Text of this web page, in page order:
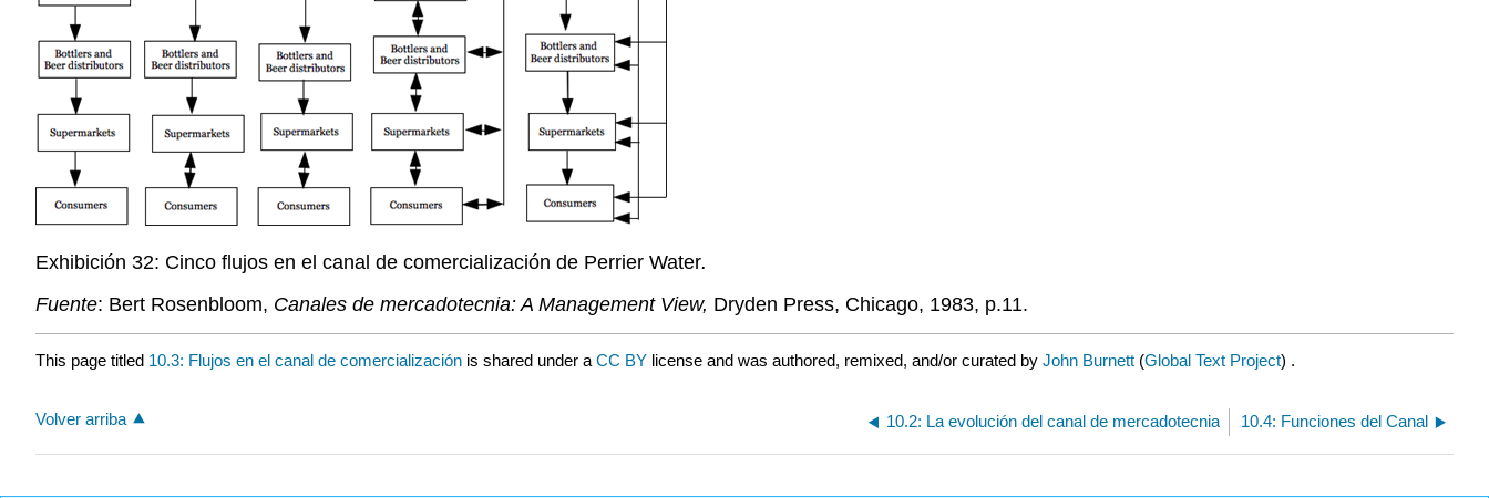
Exhibición 32: Cinco flujos en el canal de comercialización de Perrier Water.
Fuente: Bert Rosenbloom, Canales de mercadotecnia: A Management View, Dryden Press, Chicago, 1983, p.11.
This page titled 10.3: Flujos en el canal de comercialización is shared under a CC BY license and was authored, remixed, and/or curated by John Burnett (Global Text Project) .
Volver arriba 10.2: La evolución del canal de mercadotecnia 10.4: Funciones del Canal